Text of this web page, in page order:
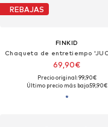
REBAJAS
FINKID
69,90€
Precio original: 99,90€
Último precio más bajo:59,90€